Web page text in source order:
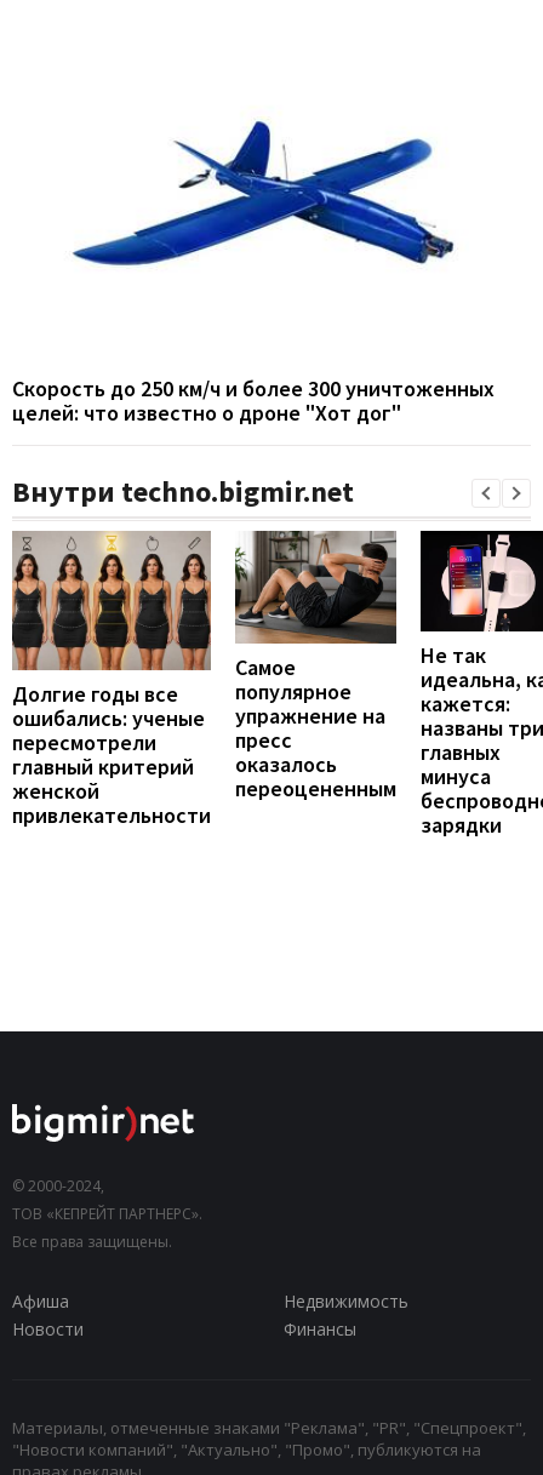
Скорость до 250 км/ч и более 300 уничтоженных
целей: что известно о дроне "Хот дог"
Внутри techno.bigmir.net
Долгие годы все
ошибались: ученые
пересмотрели
главный критерий
женской
привлекательности
Самое
популярное
упражнение на
пресс
оказалось
переоцененным
Не так
идеальна,
кажется:
названы три
главных
минуса
зарядки
© 2000-2024,
ТОВ «КЕПРЕЙТ ПАРТНЕРС».
Все права защищены.
Афиша
Недвижимость
Новости
Финансы
Материалы, отмеченные знаками "Реклама", "PR", "Спецпроект",
"Новости компаний", "Актуально", "Промо", публикуются на